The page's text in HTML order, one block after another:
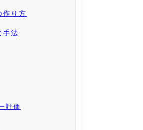
作り方
手法
評価